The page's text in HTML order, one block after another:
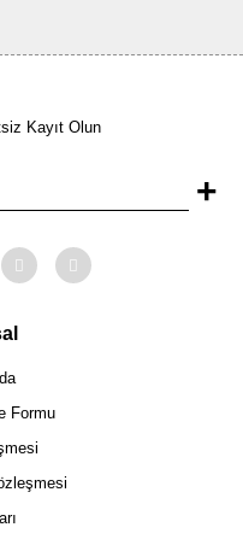
Kayıt Olun
+
Formu